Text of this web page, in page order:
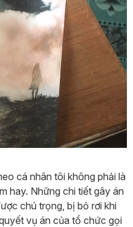
cá nhân tôi không phải là
hay. Những chi tiết gây án
chú trọng, bị bỏ rơi khi
vụ án của tổ chức gọi